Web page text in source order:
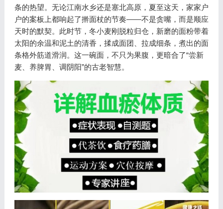
条的热望。无论江南水乡还是塞北高原，夏至这天，家家户
户的案板上都响起了擀面杖的节奏——不是贪嘴，而是顺应
天时的默契。此时节，冬小麦刚脱粒归仓，新磨的面粉带着
太阳的余温和泥土的清香，揉成面团、拉成细条，煮出的面
条格外筋道滑润。这一碗面，不只为果腹，更暗合了“尝新
麦、养脾胃、调阴阳”的古老智慧。